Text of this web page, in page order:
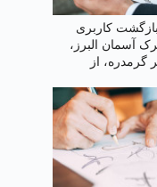
کاربری
آسمان البرز،
گرمدره، از